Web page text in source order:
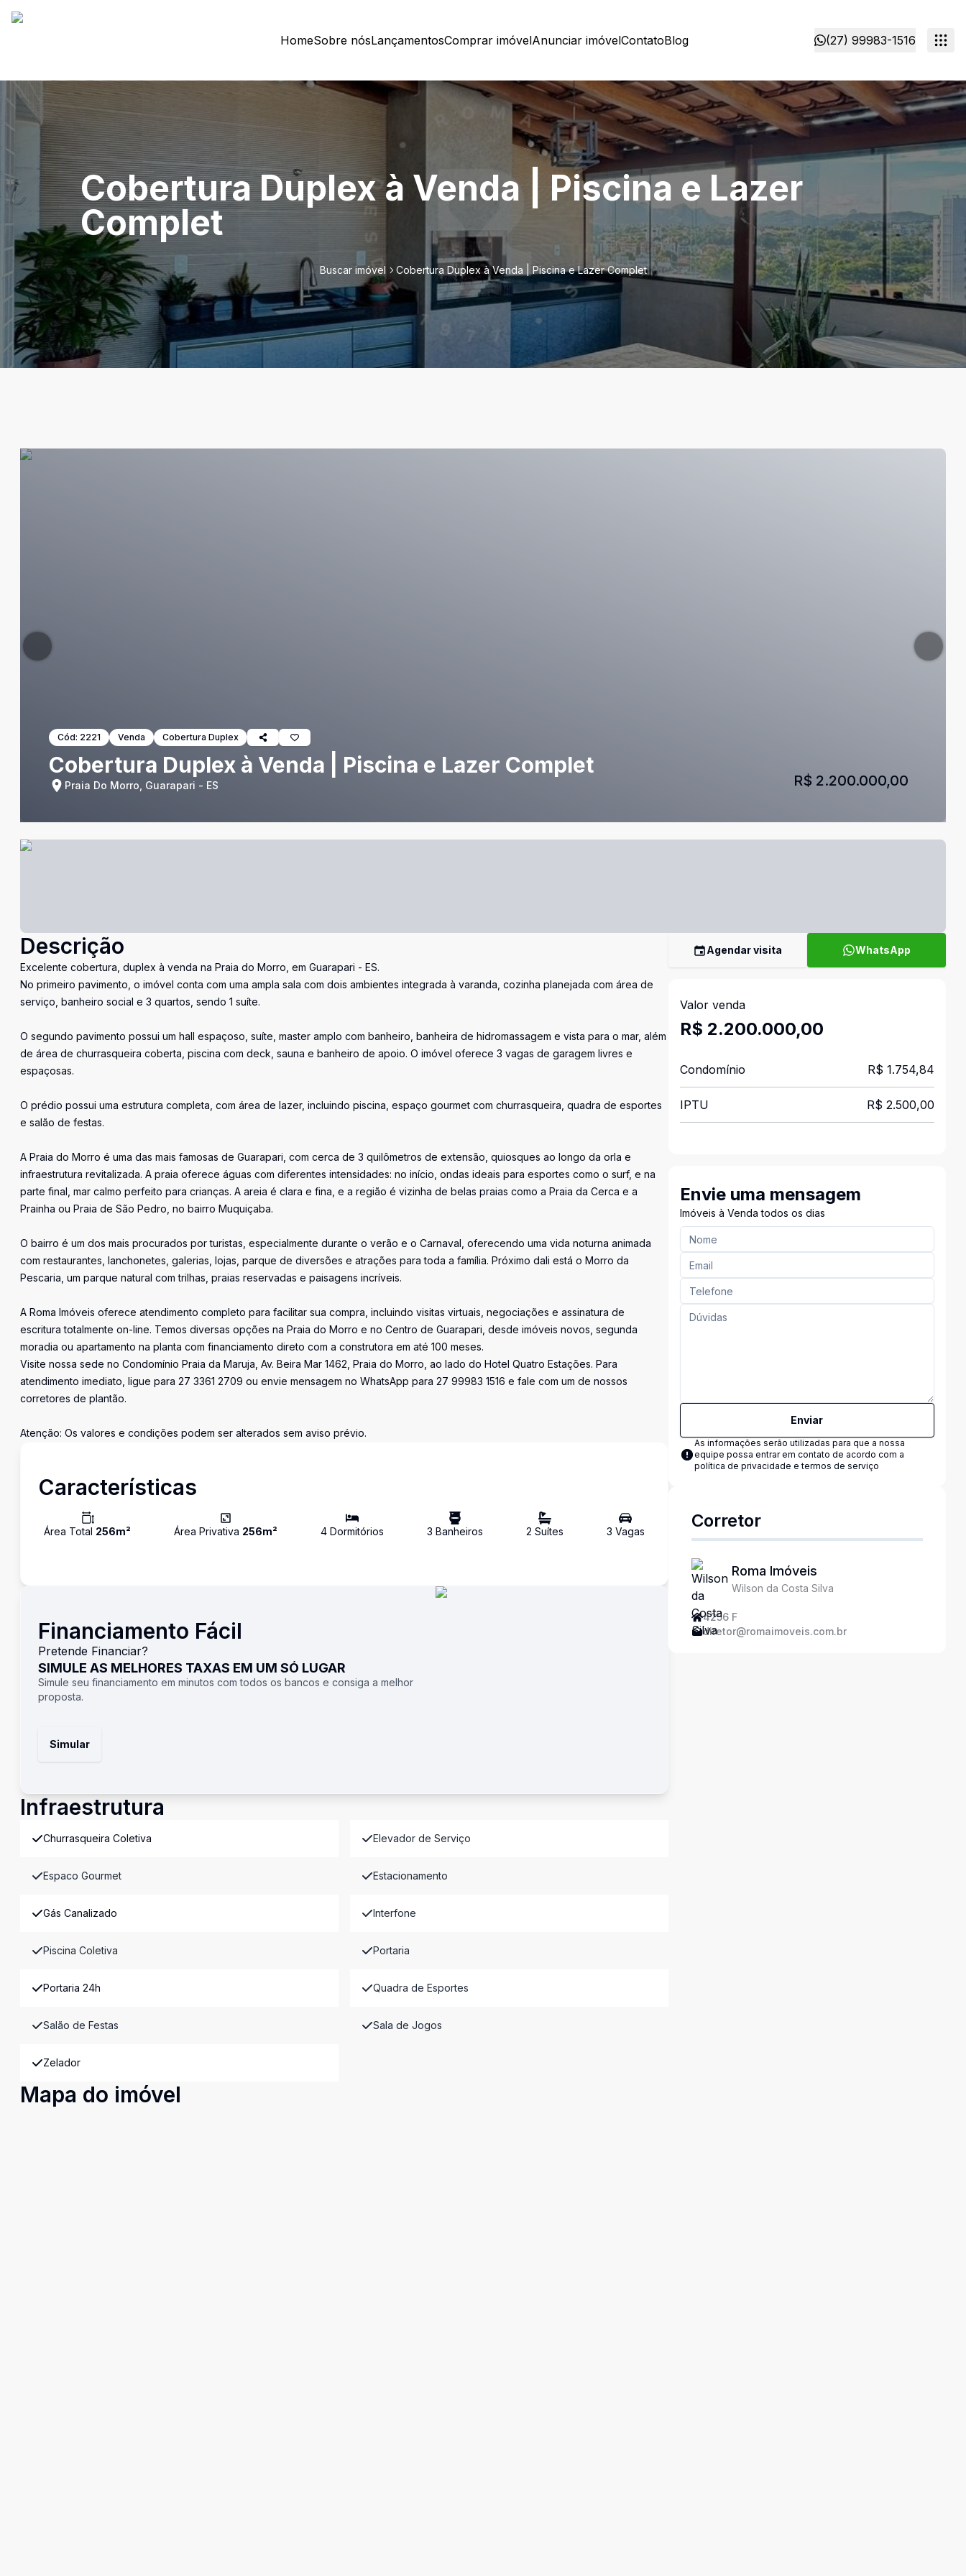
HomeSobre nósLançamentosComprar imóvelAnunciar imóvelContatoBlog (27) 99983-1516
Cobertura Duplex à Venda | Piscina e Lazer
Complet
Buscar imóvel Cobertura Duplex à Venda | Piscina e Lazer Complet
Cód: 2221 Venda Cobertura Duplex
Cobertura Duplex à Venda | Piscina e Lazer Complet
Praia Do Morro, Guarapari - ES R$ 2.200.000,00
Descrição
Excelente cobertura, duplex à venda na Praia do Morro, em Guarapari - ES.
No primeiro pavimento, o imóvel conta com uma ampla sala com dois ambientes integrada à varanda, cozinha planejada com área de
serviço, banheiro social e 3 quartos, sendo 1 suíte.
O segundo pavimento possui um hall espaçoso, suíte, master amplo com banheiro, banheira de hidromassagem e vista para o mar, além
de área de churrasqueira coberta, piscina com deck, sauna e banheiro de apoio. O imóvel oferece 3 vagas de garagem livres e
espaçosas.
O prédio possui uma estrutura completa, com área de lazer, incluindo piscina, espaço gourmet com churrasqueira, quadra de esportes
e salão de festas.
A Praia do Morro é uma das mais famosas de Guarapari, com cerca de 3 quilômetros de extensão, quiosques ao longo da orla e
infraestrutura revitalizada. A praia oferece águas com diferentes intensidades: no início, ondas ideais para esportes como o surf, e na
parte final, mar calmo perfeito para crianças. A areia é clara e fina, e a região é vizinha de belas praias como a Praia da Cerca e a
Prainha ou Praia de São Pedro, no bairro Muquiçaba.
O bairro é um dos mais procurados por turistas, especialmente durante o verão e o Carnaval, oferecendo uma vida noturna animada
com restaurantes, lanchonetes, galerias, lojas, parque de diversões e atrações para toda a família. Próximo dali está o Morro da
Pescaria, um parque natural com trilhas, praias reservadas e paisagens incríveis.
A Roma Imóveis oferece atendimento completo para facilitar sua compra, incluindo visitas virtuais, negociações e assinatura de
escritura totalmente on-line. Temos diversas opções na Praia do Morro e no Centro de Guarapari, desde imóveis novos, segunda
moradia ou apartamento na planta com financiamento direto com a construtora em até 100 meses.
Visite nossa sede no Condomínio Praia da Maruja, Av. Beira Mar 1462, Praia do Morro, ao lado do Hotel Quatro Estações. Para
atendimento imediato, ligue para 27 3361 2709 ou envie mensagem no WhatsApp para 27 99983 1516 e fale com um de nossos
corretores de plantão.
Atenção: Os valores e condições podem ser alterados sem aviso prévio.
Características
Área Total 256m² Área Privativa 256m² 4Dormitórios 3 Banheiros 2 Suítes 3 Vagas
Financiamento Fácil
Pretende Financiar?
SIMULE AS MELHORES TAXAS EM UM SÓ LUGAR
Simule seu financiamento em minutos com todos os bancos e consiga a melhor
proposta.
Simular
Infraestrutura
Churrasqueira Coletiva Elevador de Serviço
Espaco Gourmet Estacionamento
Gás Canalizado Interfone
Piscina Coletiva Portaria
Portaria 24h Quadra de Esportes
Salão de Festas Sala de Jogos
Zelador
Mapa do imóvel
Agendar visita WhatsApp
Valor venda
R$ 2.200.000,00
Condomínio R$ 1.754,84
IPTU R$ 2.500,00
Envie uma mensagem
Imóveis à Venda todos os dias
Enviar
As informações serão utilizadas para que a nossa
equipe possa entrar em contato de acordo com a
política de privacidade e termos de serviço
Corretor
Roma Imóveis
Wilson da Costa Silva
4256 F
diretor@romaimoveis.com.br